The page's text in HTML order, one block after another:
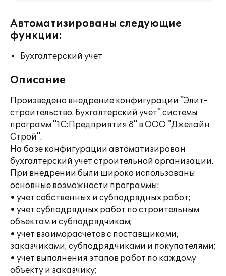
Автоматизированы следующие
функции:
Бухгалтерский учет
Описание
Произведено внедрение конфигурации "Элит-
строительство. Бухгалтерский учет" системы
программ "1С:Предприятия 8" в ООО "Джелайн
Строй".
На базе конфигурации автоматизирован
бухгалтерский учет строительной организации.
При внедрении были широко использованы
основные возможности программы:
• учет собственных и субподрядных работ;
• учет субподрядных работ по строительным
объектам и субподрядчикам;
• учет взаиморасчетов с поставщиками,
заказчиками, субподрядчиками и покупателями;
• учет выполнения этапов работ по каждому
объекту и заказчику;